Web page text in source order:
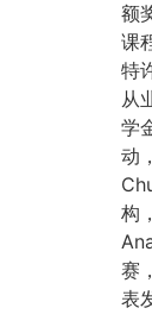
额
课
特
从
学
动
构
赛
表